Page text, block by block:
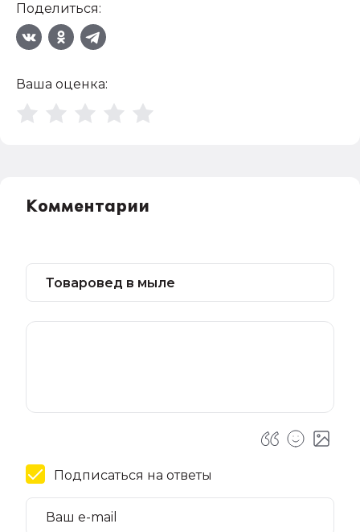
Поделиться:
Ваша оценка:
Комментарии
Подписаться на ответы